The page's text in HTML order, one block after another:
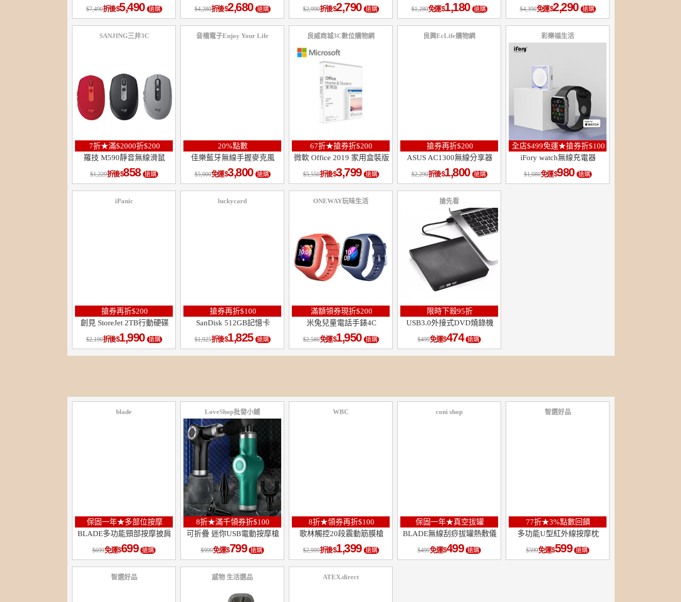
7,490折後 5,490 搶購 4,280折後 2,680 搶購 2,990折後 2,790 搶購 1,280免運 1,180 搶購 4,390免運 2,290 搶購
SANJING三井3C
7折★滿$2000折$200
羅技 M590靜音無線滑鼠
1,229折後 858 搶購
音橋電子Enjoy Your Life
20%點數
佳樂藍牙無線手握麥克風
5,000免運 3,800 搶購
良威商城3C數位購物網
67折★搶券折$200
微軟 Office 2019 家用盒裝版
5,550折後 3,799 搶購
良興EcLife購物網
搶券再折$200
ASUS AC1300無線分享器
2,290折後 1,800 搶購
彩樂福生活
全店$499免運★搶券折$100
iFory watch無線充電器
1,080免運 980 搶購
iPanic
搶券再折$200
創見 StoreJet 2TB行動硬碟
2,190折後 1,990 搶購
luckycard
搶券再折$100
SanDisk 512GB記憶卡
1,925折後 1,825 搶購
ONEWAY玩味生活
滿額領券現折$200
米兔兒童電話手錶4C
2,580免運 1,950 搶購
搶先看
限時下殺95折
USB3.0外接式DVD燒錄機
499免運 474 搶購
blade
保固一年★多部位按摩
BLADE多功能頸部按摩披肩
699免運 699 搶購
LoveShop批發小鋪
8折★滿千領券折$100
可折疊 迷你USB電動按摩槍
999免運 799 搶購
WBC
8折★領券再折$100
歌林觸控20段震動筋膜槍
2,999折後 1,399 搶購
coni shop
保固一年★真空拔罐
BLADE無線刮痧拔罐熱敷儀
499免運 499 搶購
智選好品
77折★3%點數回饋
多功能U型紅外線按摩枕
599免運 599 搶購
智選好品 感物 生活選品 ATEX.direct